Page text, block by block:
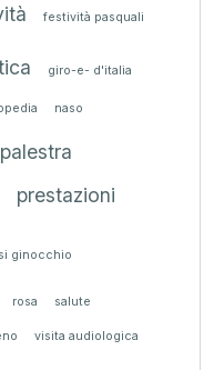
festività pasquali
giro-e- d'italia
naso
palestra
prestazioni
ginocchio
rosa salute
visita audiologica